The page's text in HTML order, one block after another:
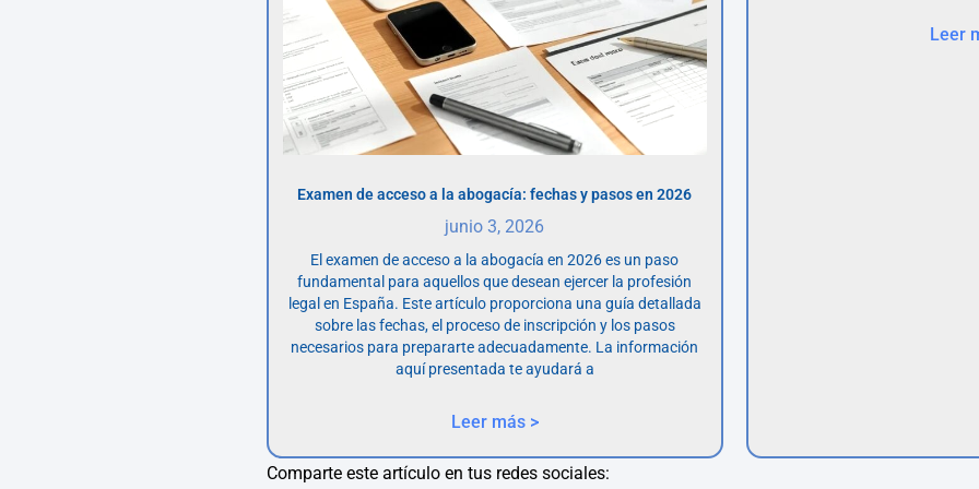
Examen de acceso a la abogacía: fechas y pasos en 2026
junio 3, 2026
El examen de acceso a la abogacía en 2026 es un paso
fundamental para aquellos que desean ejercer la profesión
legal en España. Este artículo proporciona una guía detallada
sobre las fechas, el proceso de inscripción y los pasos
necesarios para prepararte adecuadamente. La información
aquí presentada te ayudará a
Leer más >
Leer
Comparte este artículo en tus redes sociales: